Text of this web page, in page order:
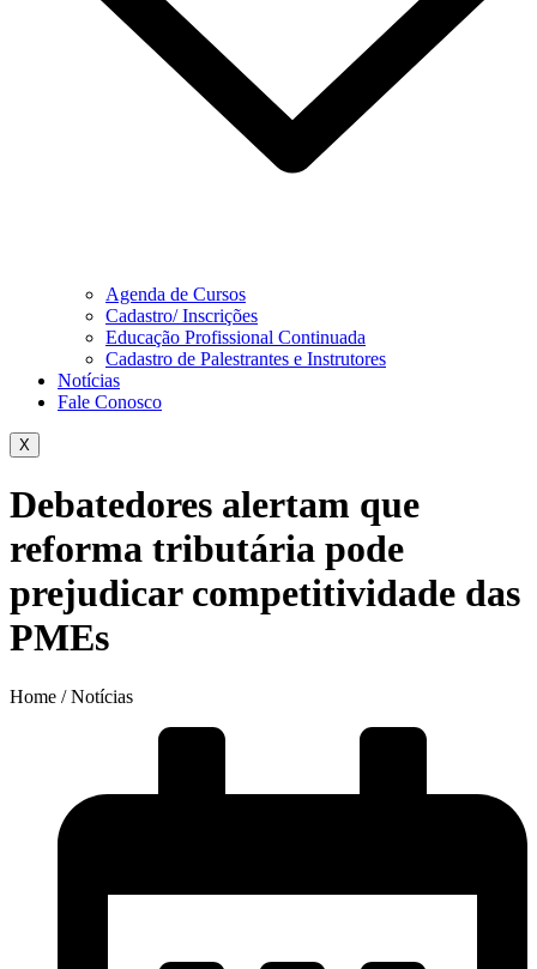
Agenda de Cursos
Cadastro/ Inscrições
Educação Profissional Continuada
Cadastro de Palestrantes e Instrutores
Notícias
Fale Conosco
X
Debatedores alertam que
reforma tributária pode
prejudicar competitividade das
PMEs
Home / Notícias